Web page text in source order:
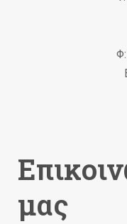
μας